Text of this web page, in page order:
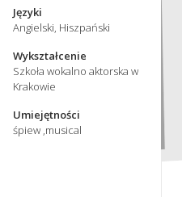
Języki
Angielski, Hiszpański
Wykształcenie
Szkoła wokalno aktorska w
Krakowie
Umiejętności
śpiew ,musical